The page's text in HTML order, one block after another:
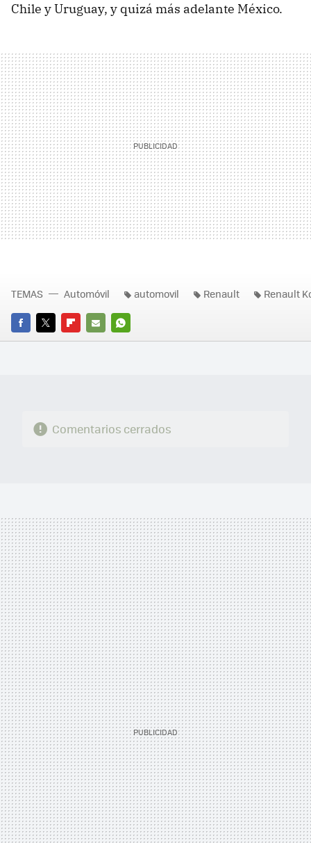
Chile y Uruguay, y quizá más adelante México.
FACEBOOK
TWITTERFLIPBOARD
E-
WHATSAPP
TEMAS Automóvil automovil Renault Renault
Comentarios cerrados